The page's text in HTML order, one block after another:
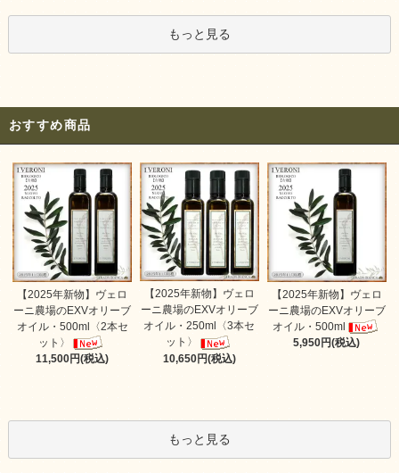
もっと見る
おすすめ商品
【2025年新物】ヴェロ
ーニ農場のEXVオリーブ
オイル・500ml〈2本セ
ット〉
11,500円(税込)
【2025年新物】ヴェロ
ーニ農場のEXVオリーブ
オイル・250ml〈3本セ
ット〉
10,650円(税込)
【2025年新物】ヴェロ
ーニ農場のEXVオリーブ
オイル・500ml
5,950円(税込)
もっと見る